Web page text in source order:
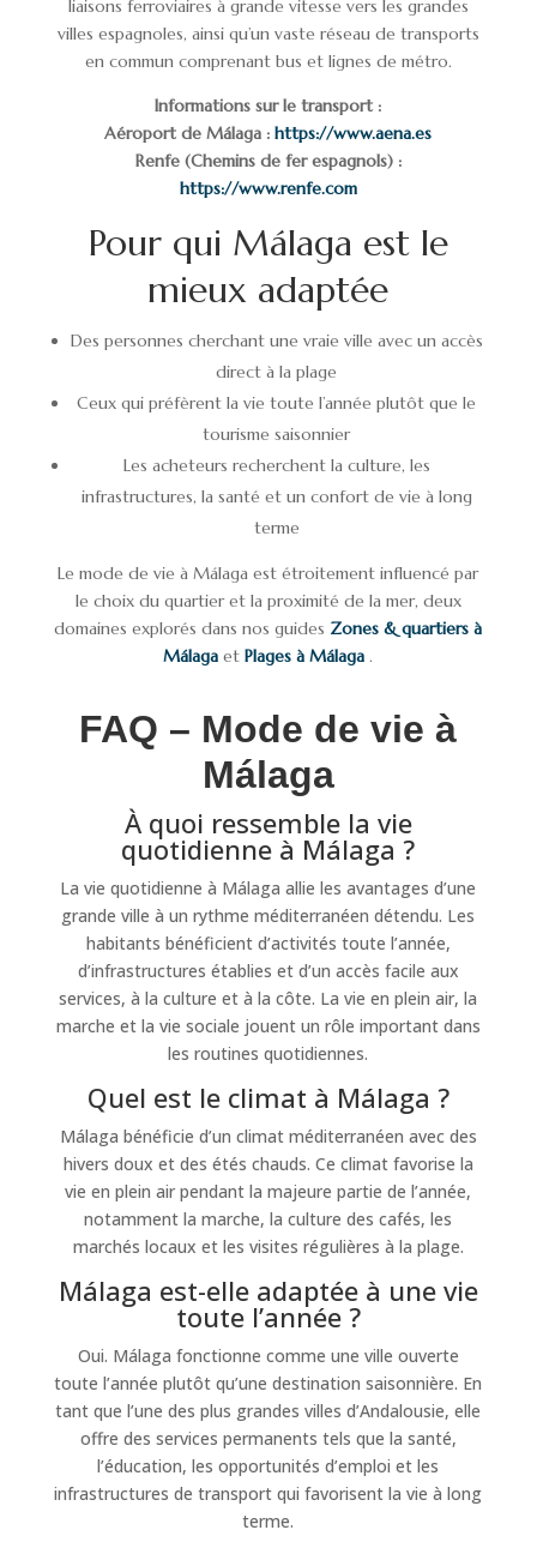
liaisons ferroviaires à grande vitesse vers les grandes
villes espagnoles, ainsi qu’un vaste réseau de transports
en commun comprenant bus et lignes de métro.
Informations sur le transport :
Aéroport de Málaga : https://www.aena.es
Renfe (Chemins de fer espagnols) :
https://www.renfe.com
Pour qui Málaga est le
mieux adaptée
Des personnes cherchant une vraie ville avec un accès
direct à la plage
Ceux qui préfèrent la vie toute l’année plutôt que le
tourisme saisonnier
Les acheteurs recherchent la culture, les
infrastructures, la santé et un confort de vie à long
terme
Le mode de vie à Málaga est étroitement influencé par
le choix du quartier et la proximité de la mer, deux
domaines explorés dans nos guides Zones & quartiers à
Málaga etPlages à Málaga .
FAQ – Mode de vie à
Málaga
À quoi ressemble la vie
quotidienne à Málaga ?
La vie quotidienne à Málaga allie les avantages d’une
grande ville à un rythme méditerranéen détendu. Les
habitants bénéficient d’activités toute l’année,
d’infrastructures établies et d’un accès facile aux
services, à la culture et à la côte. La vie en plein air, la
marche et la vie sociale jouent un rôle important dans
les routines quotidiennes.
Quel est le climat à Málaga ?
Málaga bénéficie d’un climat méditerranéen avec des
hivers doux et des étés chauds. Ce climat favorise la
vie en plein air pendant la majeure partie de l’année,
notamment la marche, la culture des cafés, les
marchés locaux et les visites régulières à la plage.
Málaga est-elle adaptée à une vie
toute l’année ?
Oui. Málaga fonctionne comme une ville ouverte
toute l’année plutôt qu’une destination saisonnière. En
tant que l’une des plus grandes villes d’Andalousie, elle
offre des services permanents tels que la santé,
l’éducation, les opportunités d’emploi et les
infrastructures de transport qui favorisent la vie à long
terme.